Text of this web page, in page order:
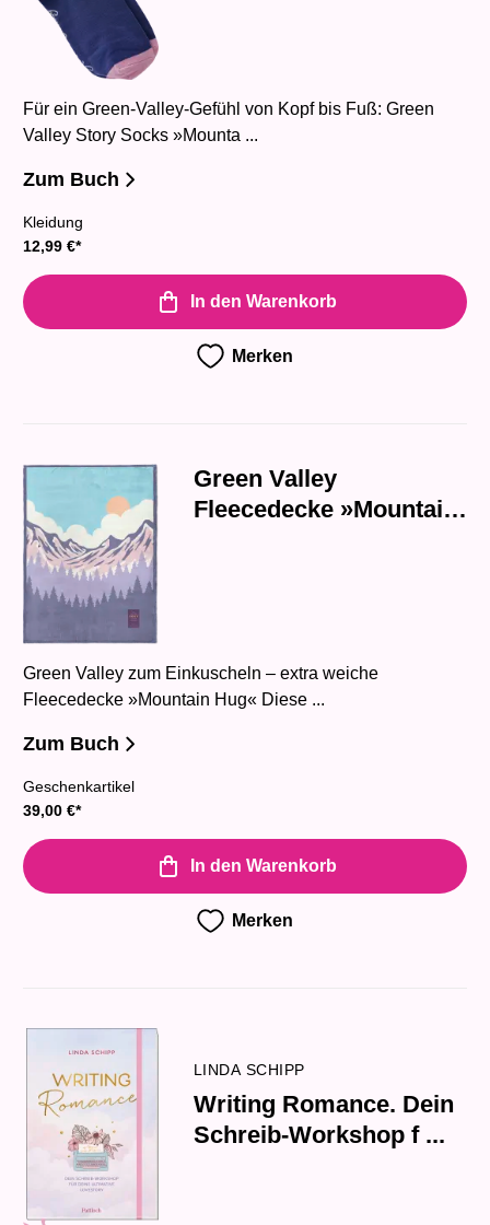
Für ein Green-Valley-Gefühl von Kopf bis Fuß: Green
Valley Story Socks »Mounta ...
Zum Buch
Kleidung
12,99 €*
In den Warenkorb
Merken
Green Valley
Fleecedecke »Mountain
Green Valley zum Einkuscheln – extra weiche
Fleecedecke »Mountain Hug« Diese ...
Zum Buch
Geschenkartikel
39,00 €*
In den Warenkorb
Merken
LINDA SCHIPP
Writing Romance. Dein
Schreib-Workshop f ...